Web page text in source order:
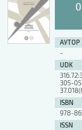
АУТОР
-
UDK
305-
ISBN
978-
ISSN